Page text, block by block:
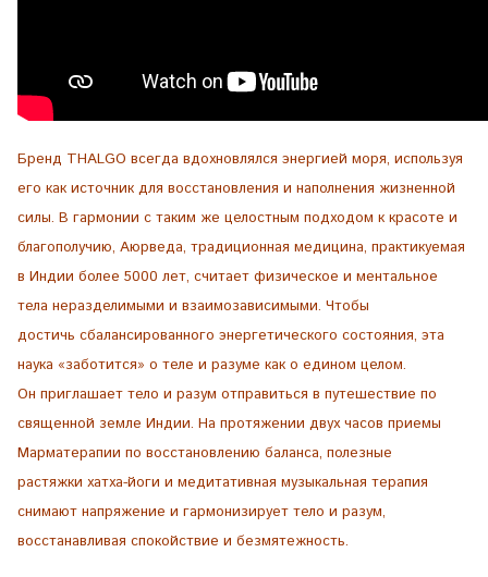
Бренд THALGO всегда вдохновлялся энергией моря, используя
его как источник для восстановления и наполнения жизненной
силы. В гармонии с таким же целостным подходом к красоте и
благополучию, Аюрведа, традиционная медицина, практикуемая
в Индии более 5000 лет, считает физическое и ментальное
тела неразделимыми и взаимозависимыми. Чтобы
достичь сбалансированного энергетического состояния, эта
наука «заботится» о теле и разуме как о едином целом.
Он приглашает тело и разум отправиться в путешествие по
священной земле Индии. На протяжении двух часов приемы
Марматерапии по восстановлению баланса, полезные
растяжки хатха-йоги и медитативная музыкальная терапия
снимают напряжение и гармонизирует тело и разум,
восстанавливая спокойствие и безмятежность.